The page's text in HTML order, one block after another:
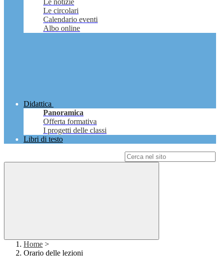
Le notizie
Le circolari
Calendario eventi
Albo online
Didattica
Panoramica
Offerta formativa
I progetti delle classi
Libri di testo
Home >
Orario delle lezioni